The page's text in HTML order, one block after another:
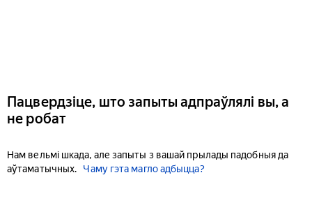
Пацвердзіце, што запыты адпраўлялі вы, а
не робат
Нам вельмі шкада, але запыты з вашай прылады падобныя да
аўтаматычных.
Чаму гэта магло адбыцца?